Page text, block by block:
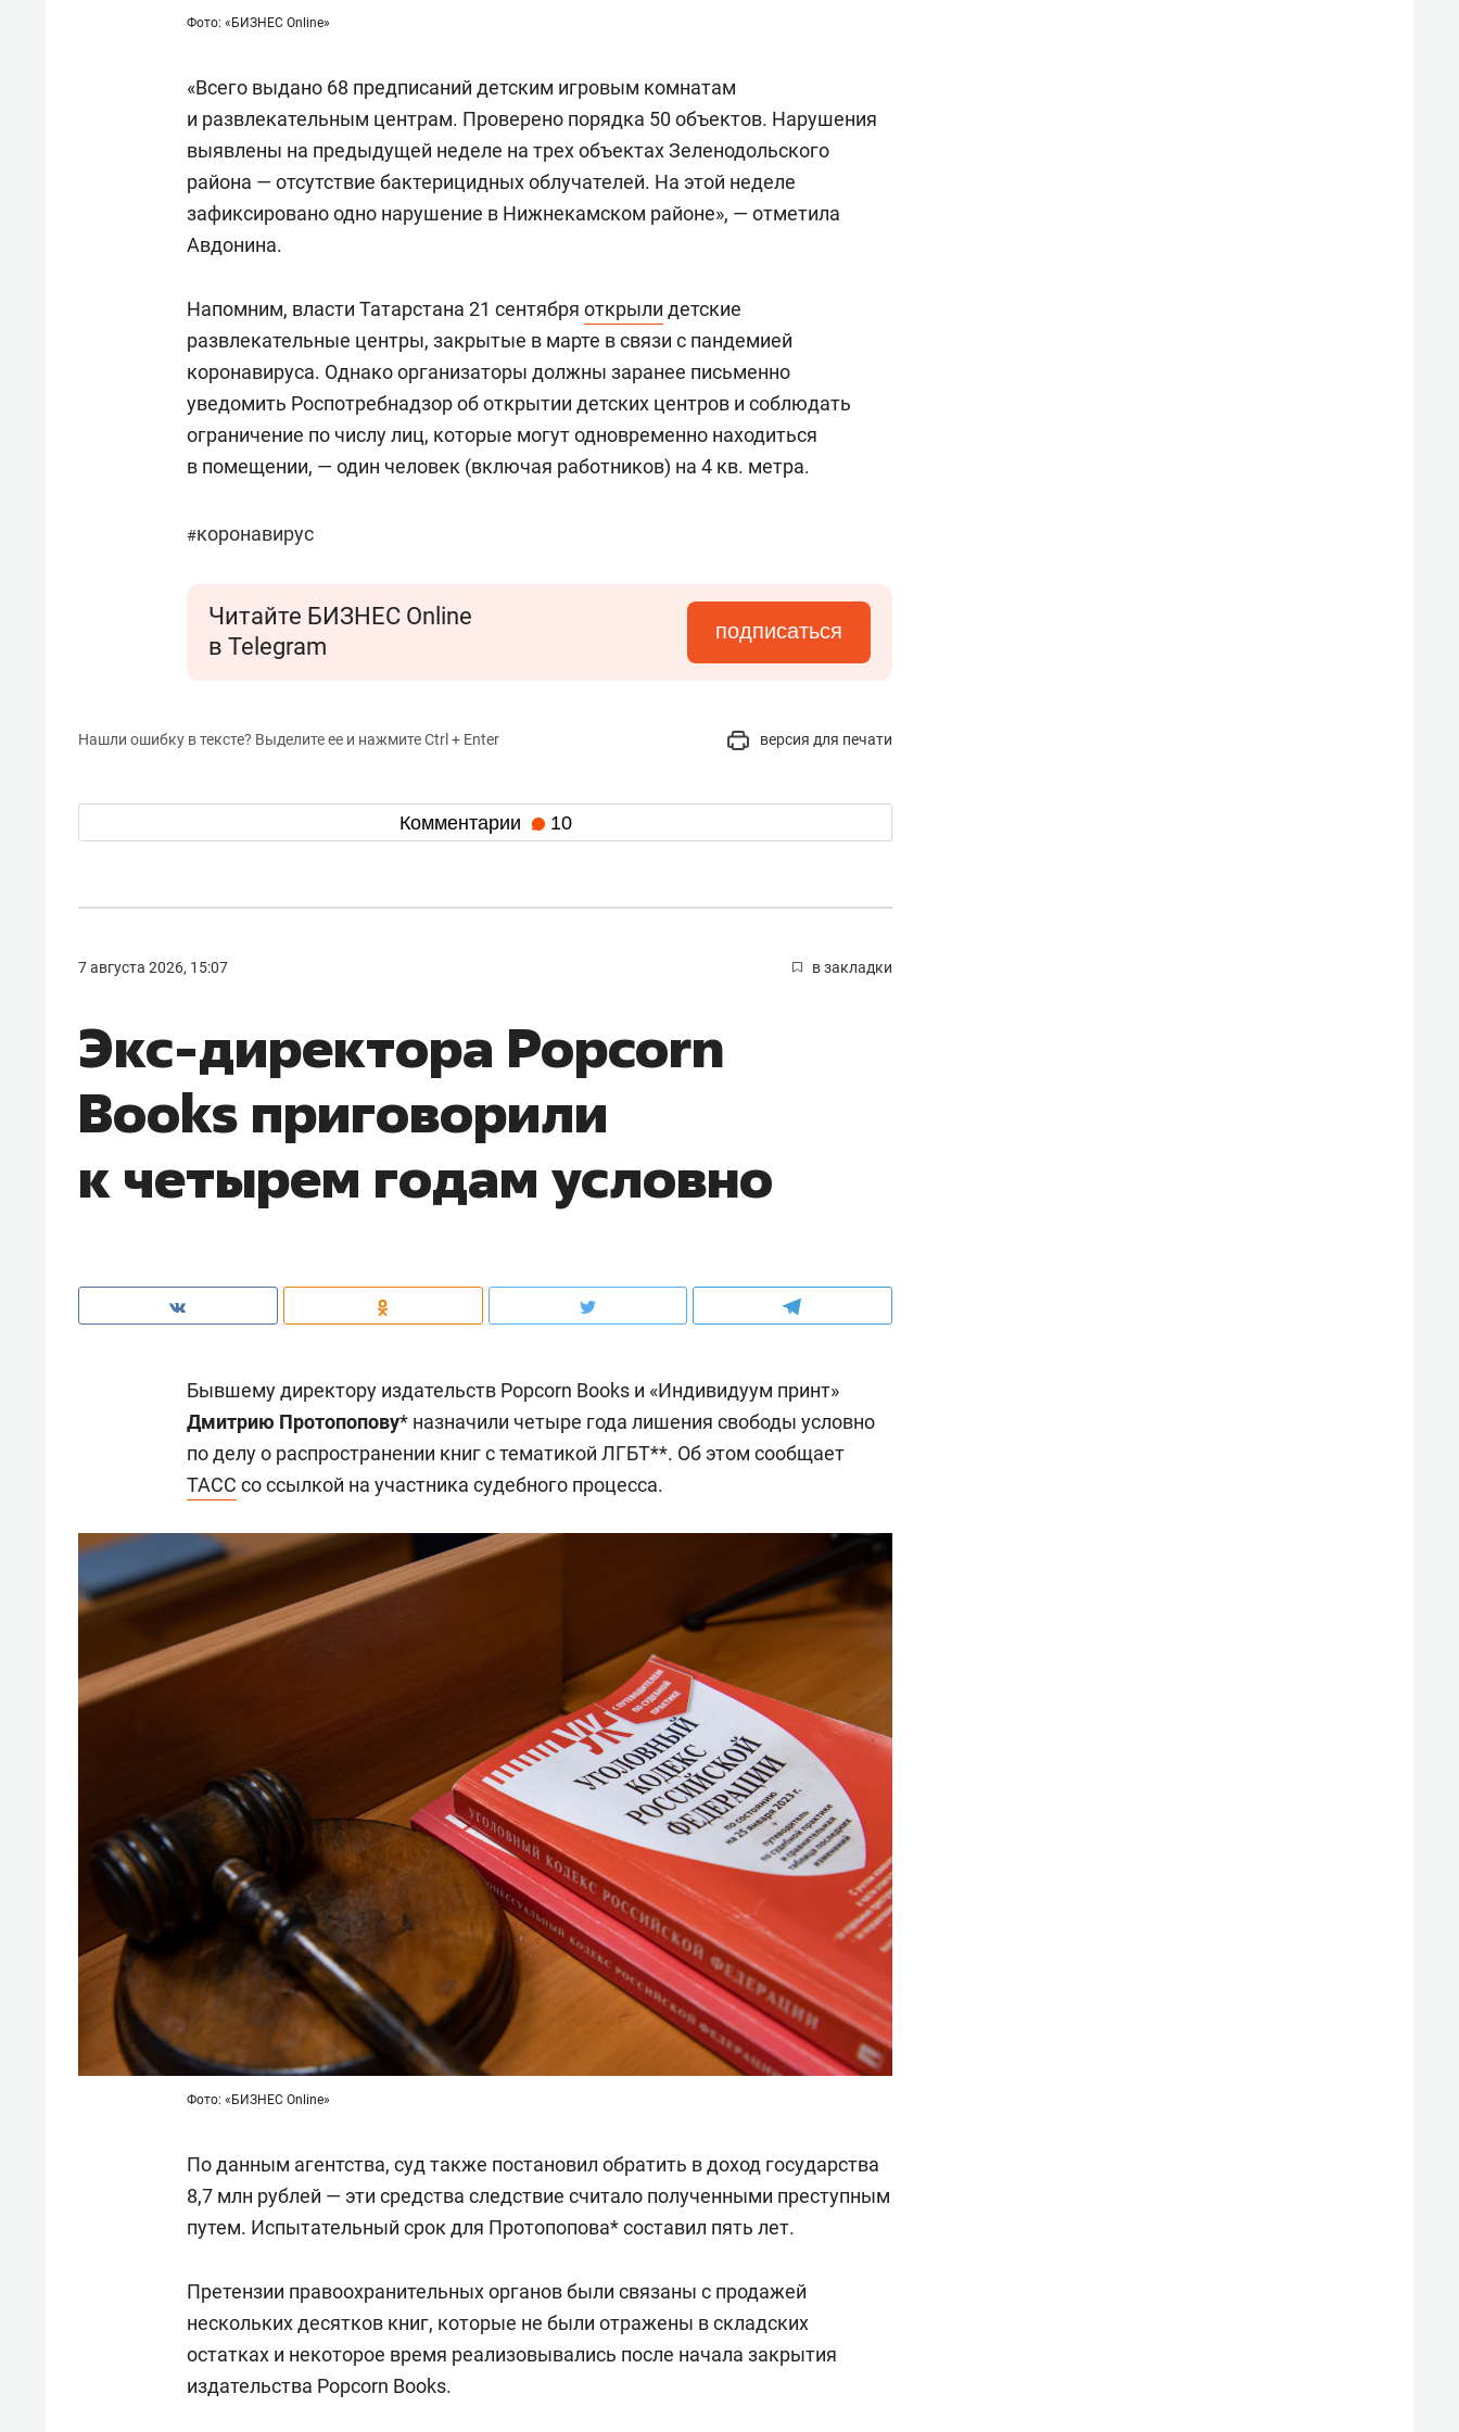
Фото: «БИЗНЕС Online»
«Всего выдано 68 предписаний детским игровым комнатам
и развлекательным центрам. Проверено порядка 50 объектов. Нарушения
выявлены на предыдущей неделе на трех объектах Зеленодольского
района — отсутствие бактерицидных облучателей. На этой неделе
зафиксировано одно нарушение в Нижнекамском районе», — отметила
Авдонина.
Напомним, власти Татарстана 21 сентября открыли детские
развлекательные центры, закрытые в марте в связи с пандемией
коронавируса. Однако организаторы должны заранее письменно
уведомить Роспотребнадзор об открытии детских центров и соблюдать
ограничение по числу лиц, которые могут одновременно находиться
в помещении, — один человек (включая работников) на 4 кв. метра.
#коронавирус
Читайте БИЗНЕС Online
в Telegram
подписаться
Нашли ошибку в тексте? Выделите ее и нажмите Ctrl + Enter версия для печати
Комментарии 10
7 августа 2026, 15:07 в закладки
Экс-директора Popcorn
Books приговорили
к четырем годам условно
Бывшему директору издательств Popcorn Books и «Индивидуум принт»
Дмитрию Протопопову* назначили четыре года лишения свободы условно
по делу о распространении книг с тематикой ЛГБТ**. Об этом сообщает
ТАСС со ссылкой на участника судебного процесса.
Фото: «БИЗНЕС Online»
По данным агентства, суд также постановил обратить в доход государства
8,7 млн рублей — эти средства следствие считало полученными преступным
путем. Испытательный срок для Протопопова* составил пять лет.
Претензии правоохранительных органов были связаны с продажей
нескольких десятков книг, которые не были отражены в складских
остатках и некоторое время реализовывались после начала закрытия
издательства Popcorn Books.